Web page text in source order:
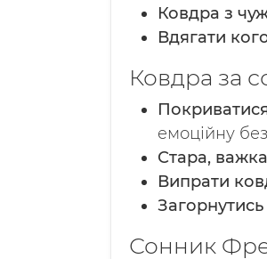
Ковдра з
Вдягати
Ковдра за
емоційну
Стара,
Випрати
Сонник